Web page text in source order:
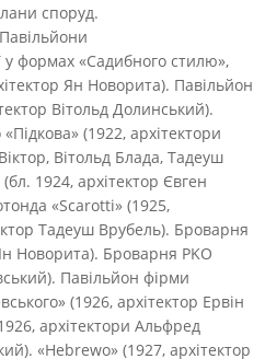
споруд.
у формах «Садибного стилю»,
Ян Новорита). Павільйон
Вітольд Долинський).
(1922, архітектори
Вітольд Блада, Тадеуш
1924, архітектор Євген
«Scarotti» (1925,
Тадеуш Врубель). Броварня
Новорита). Броварня PKO
Павільйон фірми
(1926, архітектор Ервін
архітектори Альфред
«Hebrewo» (1927, архітектор